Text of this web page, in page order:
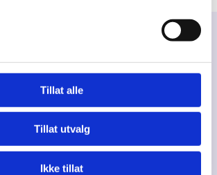
Tillat alle
Tillat utvalg
Ikke tillat
på vårt nyhetsbrev!